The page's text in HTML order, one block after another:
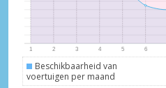
Topbesparingen
Krijg toegang tot
partneraanbiedingen
Beschikbaarheid van
voertuigen per maand